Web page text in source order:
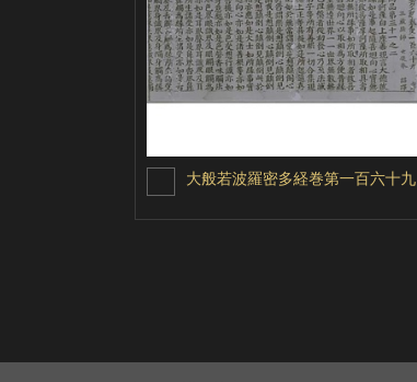
大般若波羅密多経巻第一百六十九